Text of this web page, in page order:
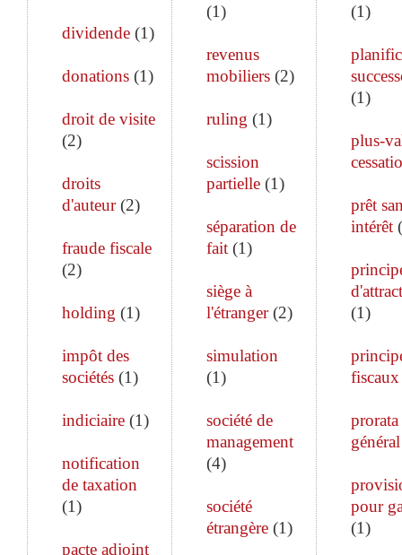
dividende (1)
donations (1)
droit de visite
(2)
droits
d'auteur(2)
fraude fiscale
(2)
holding (1)
impôt des
sociétés (1)
indiciaire (1)
notification
de taxation
(1)
pacte adjoint
(1)
revenus
mobiliers(2)
ruling (1)
scission
partielle(1)
séparation de
fait(1)
siège à
l'étranger(2)
simulation
(1)
société de
management
(4)
société
étrangère(1)
(1)
(1)
plus-
prêt
intérêt(
(1)
fiscaux
prorata
général
pour
(1)